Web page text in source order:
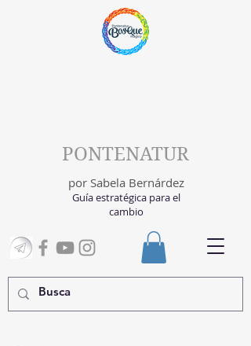
PONTENATUR
por Sabela Bernárdez
Guía estratégica para el
cambio